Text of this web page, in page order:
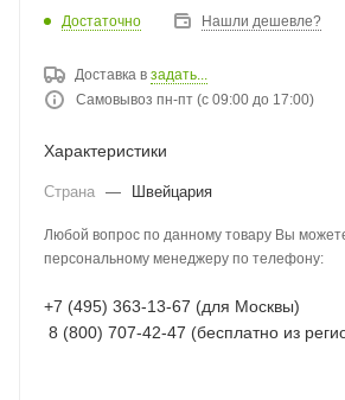
Достаточно Нашли дешевле?
Доставка в задать...
Самовывоз пн-пт (с 09:00 до 17:00)
Характеристики
Страна — Швейцария
Любой вопрос по данному товару Вы
персональному менеджеру по телефону:
+7 (495) 363-13-67 (для Москвы)
8 (800) 707-42-47 (бесплатно из